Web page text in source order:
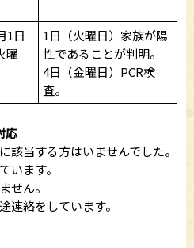
1日
曜
1日（火曜日）家族が陽
性であることが判明。
4日（金曜日）PCR検
査。
応
該当する方はいませんでした。
います。
せん。
連絡をしています。